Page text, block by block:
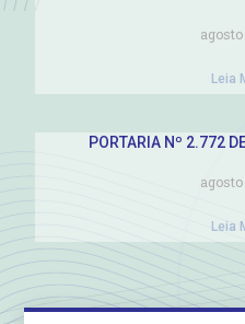
agosto
Leia
PORTARIA Nº 2.772
agosto
Leia